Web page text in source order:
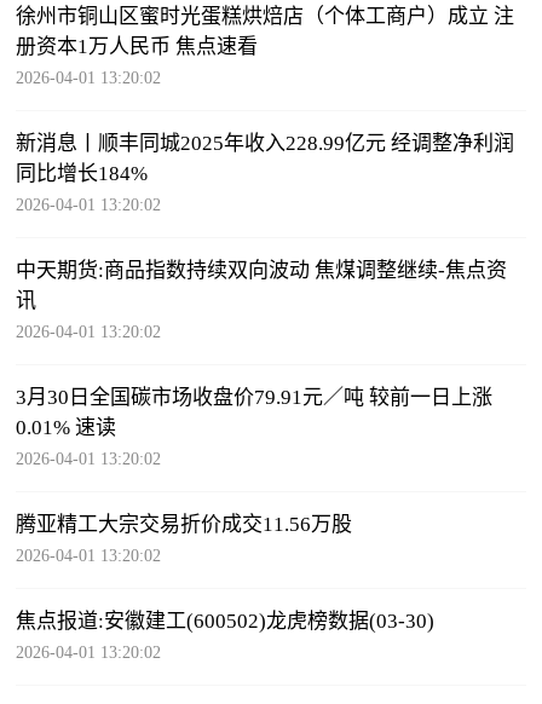
徐州市铜山区蜜时光蛋糕烘焙店（个体工商户）成立 注
册资本1万人民币 焦点速看
2026-04-01 13:20:02
新消息丨顺丰同城2025年收入228.99亿元 经调整净利润
同比增长184%
2026-04-01 13:20:02
中天期货:商品指数持续双向波动 焦煤调整继续-焦点资
讯
2026-04-01 13:20:02
3月30日全国碳市场收盘价79.91元／吨 较前一日上涨
0.01% 速读
2026-04-01 13:20:02
腾亚精工大宗交易折价成交11.56万股
2026-04-01 13:20:02
焦点报道:安徽建工(600502)龙虎榜数据(03-30)
2026-04-01 13:20:02